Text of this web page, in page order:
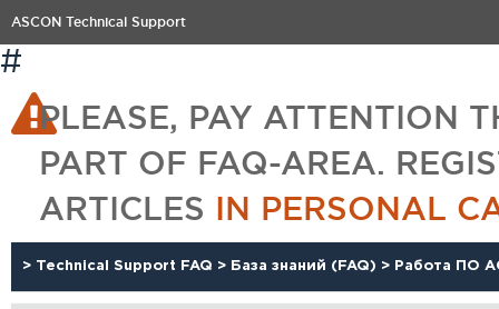
ASCON Technical Support
#
PLEASE, PAY ATTENTION
PART OF FAQ-AREA.
ARTICLES IN PERSONAL
> Technical Support FAQ > База знаний (FAQ) > Работа ПО